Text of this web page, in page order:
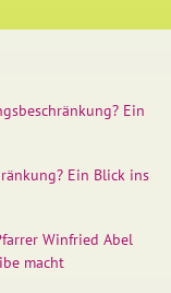
Ein
Ein Blick ins
Winfried Abel
macht